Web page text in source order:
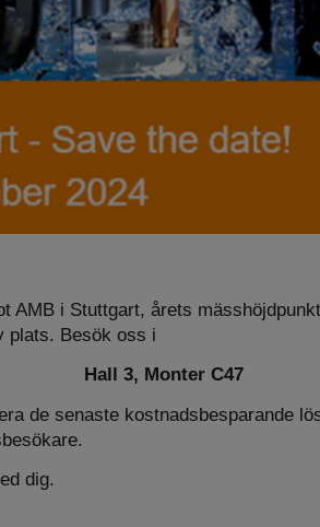
AMB i Stuttgart, årets
plats. Besök oss i
Hall 3, Monter C47
de senaste kostnadsbesparande
dig.